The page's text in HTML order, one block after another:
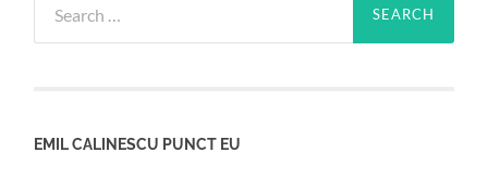
for:
EMIL CALINESCU PUNCT EU